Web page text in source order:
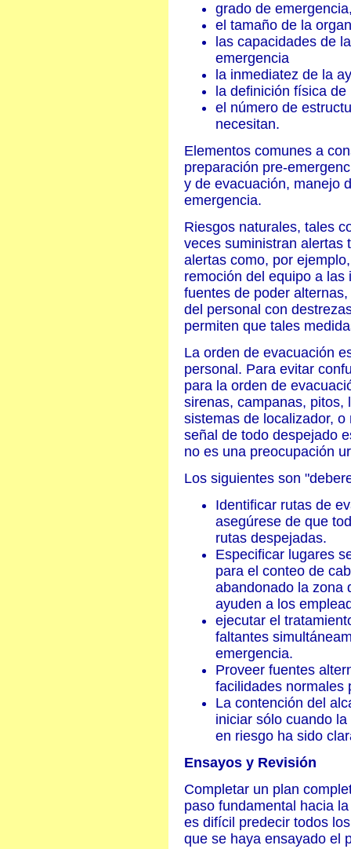
grado de
el tamaño de la
las capacidades de
emergencia
la inmediatez de la
la definición física
el número de
necesitan.
Elementos comunes a
preparación pre-
y de evacuación, manejo
emergencia.
Riesgos naturales, tales
veces suministran alertas
alertas como, por
remoción del equipo a
fuentes de poder
del personal con
permiten que tales
La orden de evacuación
personal. Para evitar
para la orden de
sirenas, campanas, pitos,
sistemas de localizador,
señal de todo despejado
no es una preocupación
Los siguientes son
Identificar rutas de
asegúrese de que
rutas despejadas.
Especificar lugares
para el conteo de
abandonado la zona
ayuden a los
ejecutar el
faltantes
emergencia.
Proveer fuentes
facilidades normales
La contención del
iniciar sólo cuando
en riesgo ha sido
Ensayos y Revisión
Completar un plan
paso fundamental hacia
es difícil predecir todos
que se haya ensayado el